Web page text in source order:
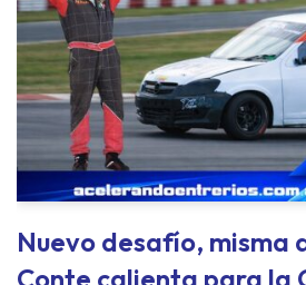
Nuevo desafío, misma